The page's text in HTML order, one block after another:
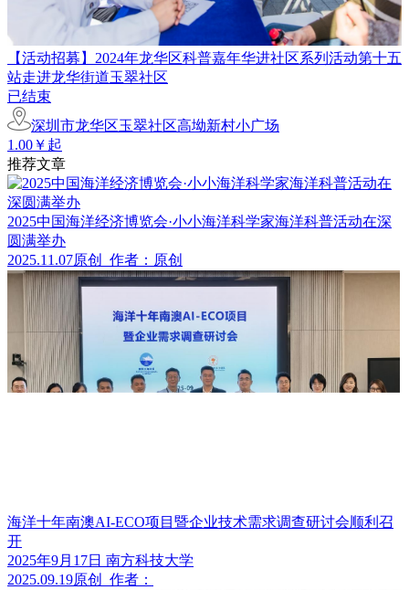
【活动招募】2024年龙华区科普嘉年华进社区系列活动第十五
站走进龙华街道玉翠社区
已结束
深圳市龙华区玉翠社区高坳新村小广场
1.00￥起
推荐文章
2025中国海洋经济博览会·小小海洋科学家海洋科普活动在深
圆满举办
2025.11.07原创 作者：原创
海洋十年南澳AI-ECO项目暨企业技术需求调查研讨会顺利召
开
2025年9月17日 南方科技大学
2025.09.19原创 作者：